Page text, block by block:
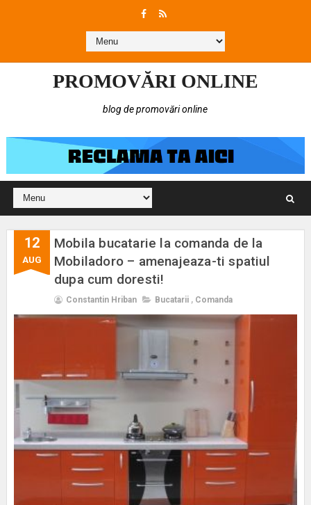
PROMOVĂRI ONLINE
blog de promovări online
12
AUG
Mobila bucatarie la comanda de la
Mobiladoro – amenajeaza-ti spatiul
dupa cum doresti!
Constantin Hriban Bucatarii , Comanda